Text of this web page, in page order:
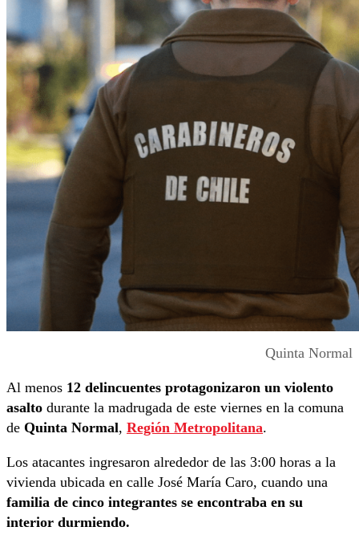
Quinta Normal
Al menos 12 delincuentes protagonizaron un violento
asalto durante la madrugada de este viernes en la comuna
de Quinta Normal, Región Metropolitana.
Los atacantes ingresaron alrededor de las 3:00 horas a la
vivienda ubicada en calle José María Caro, cuando una
familia de cinco integrantes se encontraba en su
interior durmiendo.